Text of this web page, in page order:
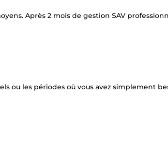
Après 2 mois de gestion SAV
ou les périodes où vous avez simplement